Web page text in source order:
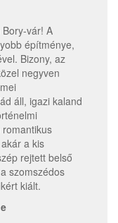
vár! A
építménye,
Bizony, az
negyven
áll, igazi kaland
a kis
rejtett belső
szomszédos
kiált.